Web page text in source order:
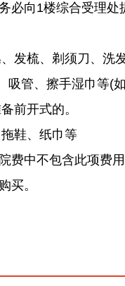
必向1楼综合受理
发梳、剃须刀、洗
管、擦手湿巾等(
前开式的。
鞋、纸巾等
中不包含此项费
买。